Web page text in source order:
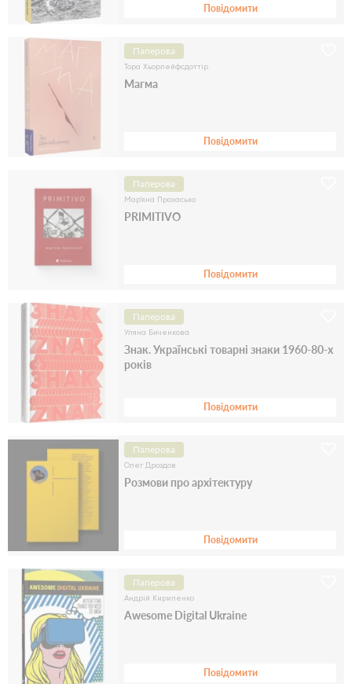
Повідомити
Паперова
Тора Хьорлейфсдоттір
Магма
Повідомити
Паперова
Мар'яна Прохасько
PRIMITIVO
Повідомити
Паперова
Уляна Биченкова
Знак. Українські товарні знаки 1960-80-х
років
Повідомити
Паперова
Олег Дроздов
Розмови про архітектуру
Повідомити
Паперова
Андрій Кириленко
Awesome Digital Ukraine
Повідомити